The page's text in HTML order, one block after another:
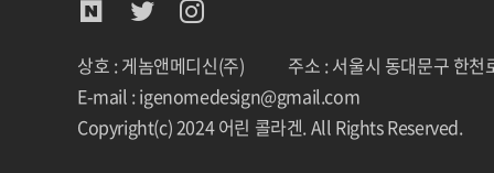
상호 : 게놈앤메디신(주)
주소 : 서울시 동대문구 한
E-mail : igenomedesign@gmail.com
Copyright(c) 2024 어린 콜라겐. All Rights Reserved.